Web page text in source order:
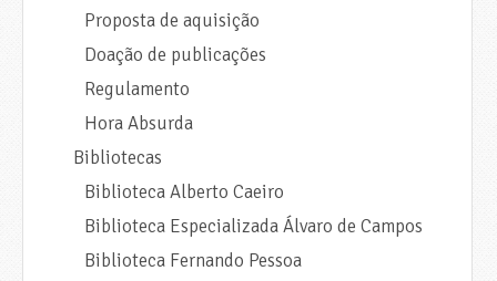
Proposta de aquisição
Doação de publicações
Regulamento
Hora Absurda
Bibliotecas
Biblioteca Alberto Caeiro
Biblioteca Especializada Álvaro de Campos
Biblioteca Fernando Pessoa